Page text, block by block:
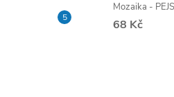
Mozaika -
68 Kč